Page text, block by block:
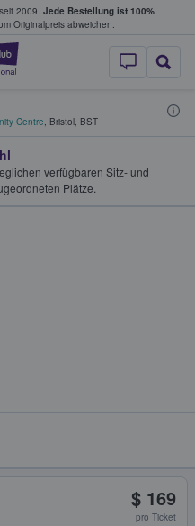
2009. Jede Bestellung ist 100%
Originalpreis abweichen.
StubHub - Wo
Centre, Bristol, BST
verfügbaren Sitz- und
Plätze.
$ 169
pro Ticket